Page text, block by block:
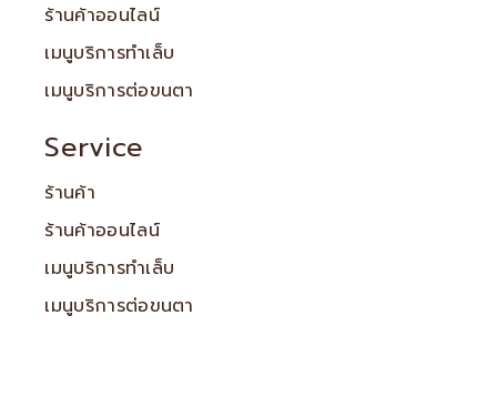
ร้านค้าออนไลน์
เมนูบริการทำเล็บ
เมนูบริการต่อขนตา
Service
ร้านค้า
ร้านค้าออนไลน์
เมนูบริการทำเล็บ
เมนูบริการต่อขนตา